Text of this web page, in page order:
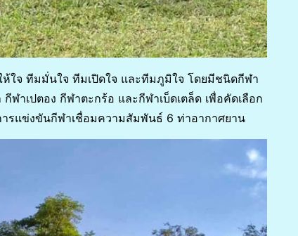
จ ทีมมั่นใจ ทีมเปิดใจ และทีมภูมิใจ โดยมีชนิดกีฬา
าเปตอง กีฬาตะกร้อ และกีฬาเบ็ดเตล็ด เพื่อคัดเลือก
รแข่งขันกีฬาเชื่อมความสัมพันธ์ 6 ท่าอากาศยาน